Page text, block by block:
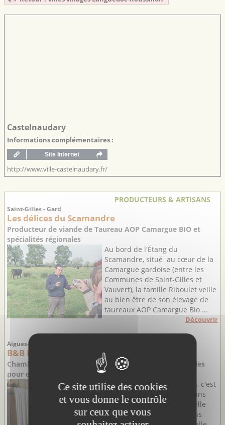
Castelnaudary
Informations complémentaires :
http://www.ville-castelnaudary.fr/
PRODUCTEURS & ARTISANS
Saint-Gilles - Gard
Les délices du Scamandre
Producteur de viande de Taureau AOP Camargue BIO et
spécialités régionales
Au bord de l'Étang du
Scamandre, situé au cœur de la
Camargue gardoise (entre les
Communes de Saint-Gilles et
Vauvert), la famille Riboulet veille
au bien être de son élevage de
taureaux AOP Camargue Bio ...
Découvrir
Aigues-Mortes - Gard
B&B Farniente
Chambres d'hôtes authentiques à Aigues-Mortes, idéales
pour explorer la Petite Camargue
En séjournant chez Gudrun, c'est
une véritable immersion dans
l'authentique et traditionnelle
Camargue Gardoise qui vous
Ce site utilise des cookies
et vous donne le contrôle
sur ceux que vous